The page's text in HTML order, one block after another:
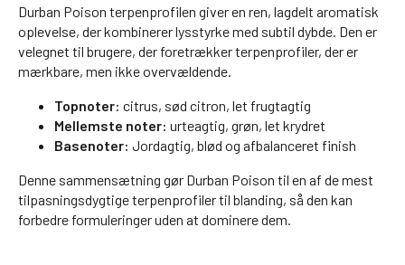
Durban Poison terpenprofilen giver en ren, lagdelt aromatisk
oplevelse, der kombinerer lysstyrke med subtil dybde. Den er
velegnet til brugere, der foretrækker terpenprofiler, der er
mærkbare, men ikke overvældende.
Topnoter: citrus, sød citron, let frugtagtig
Mellemste noter: urteagtig, grøn, let krydret
Basenoter: Jordagtig, blød og afbalanceret finish
Denne sammensætning gør Durban Poison til en af de mest
tilpasningsdygtige terpenprofiler til blanding, så den kan
forbedre formuleringer uden at dominere dem.